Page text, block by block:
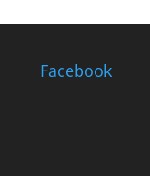
Facebook